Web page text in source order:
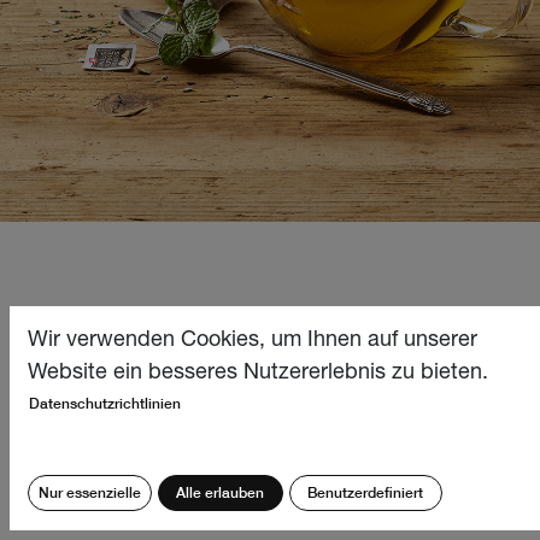
Lieber Bistro-Gast
Hier erwartet Sie Tee, Kaffee, Gebäcke und
Produktionshalle.
Wir verwenden Cookies, um Ihnen auf unserer
Website ein besseres Nutzererlebnis zu bieten.
Datenschutzrichtlinien
Nur essenzielle Alle erlauben Benutzerdefiniert